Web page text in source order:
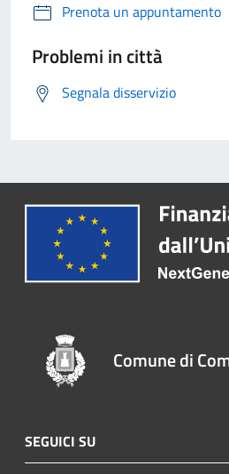
Prenota un appuntamento
Problemi in città
Segnala disservizio
Comune di
SEGUICI SU